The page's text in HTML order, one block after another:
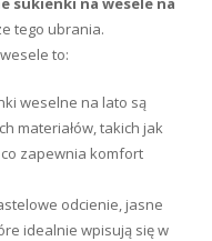
tego ubrania.
to:
weselne na lato są
materiałów, takich jak
zapewnia komfort
odcienie, jasne
idealnie wpisują się w